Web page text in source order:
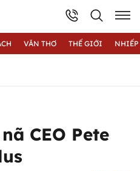
VĂN THƠ THẾ GIỚI
CEO Pete